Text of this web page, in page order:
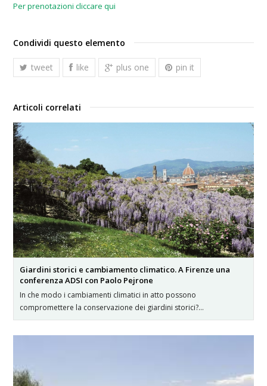
Per prenotazioni cliccare qui
Condividi questo elemento
tweet like plus one pin it
Articoli correlati
Giardini storici e cambiamento climatico. A Firenze una
conferenza ADSI con Paolo Pejrone
In che modo i cambiamenti climatici in atto possono
compromettere la conservazione dei giardini storici?…